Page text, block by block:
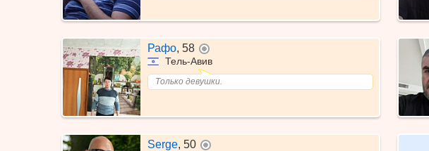
Рафо, 58
Тель-Авив
Только девушки.
Serge, 50